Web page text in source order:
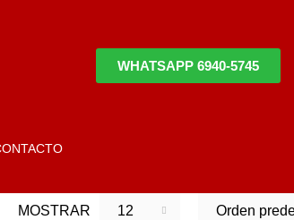
WHATSAPP 6940-5745
Orden
MOSTRAR 12